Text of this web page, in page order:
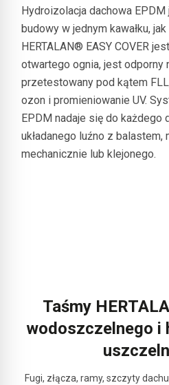
Hydroizolacja dachowa
budowy w jednym kawałku,
HERTALAN® EASY COVER
otwartego ognia, jest odporny
przetestowany pod kątem
ozon i promieniowanie UV.
EPDM nadaje się do każdego
układanego luźno z balastem,
mechanicznie lub klejonego.
Taśmy
wodoszczelnego i
Fugi, złącza, ramy, szczyty